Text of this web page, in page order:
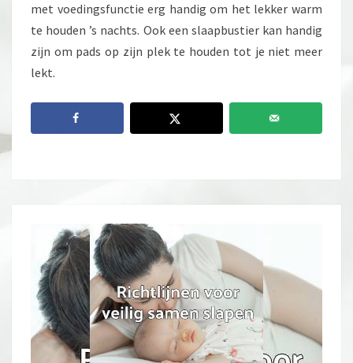
met voedingsfunctie erg handig om het lekker warm
te houden ’s nachts. Ook een slaapbustier kan handig
zijn om pads op zijn plek te houden tot je niet meer
lekt.